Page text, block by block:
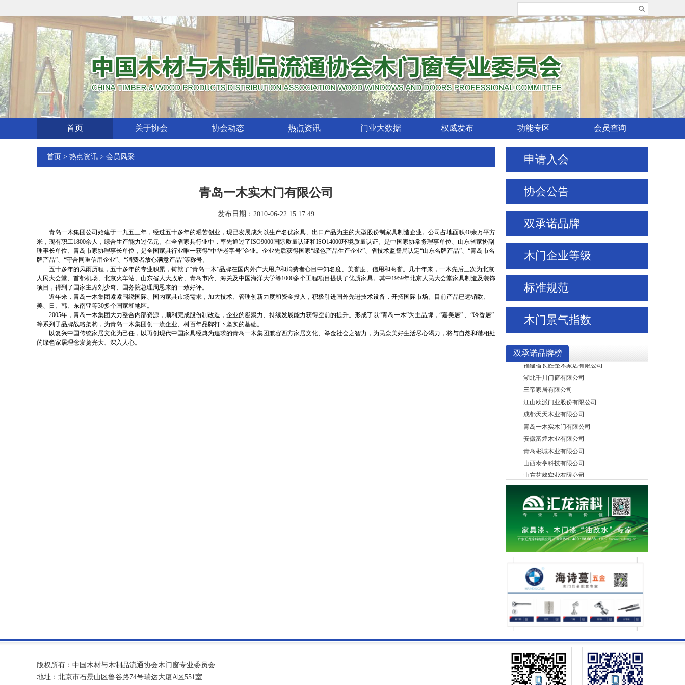
首页 关于协会 协会动态 热点资讯 门业大数据 权威发布 功能专区 会员查询
首页 > 热点资讯 > 会员风采
青岛一木实木门有限公司
发布日期：2010-06-22 15:17:49
青岛一木集团公司始建于一九五三年，经过五十多年的艰苦创业，现已发展成为以生产名优家具、出口产品为主的大型股份制家具制造企业。公司占地面积40余万平方
米，现有职工1800余人，综合生产能力过亿元。在全省家具行业中，率先通过了ISO9000国际质量认证和ISO14000环境质量认证。是中国家协常务理事单位、山东省家协副
理事长单位、青岛市家协理事长单位，是全国家具行业唯一获得“中华老字号”企业。企业先后获得国家“绿色产品生产企业”、省技术监督局认定“山东名牌产品”、“青岛市名
牌产品”、“守合同重信用企业”、“消费者放心满意产品”等称号。
五十多年的风雨历程，五十多年的专业积累，铸就了“青岛一木”品牌在国内外广大用户和消费者心目中知名度、美誉度、信用和商誉。几十年来，一木先后三次为北京
人民大会堂、首都机场、北京火车站、山东省人大政府、青岛市府、海关及中国海洋大学等1000多个工程项目提供了优质家具。其中1959年北京人民大会堂家具制造及装饰
项目，得到了国家主席刘少奇、国务院总理周恩来的一致好评。
近年来，青岛一木集团紧紧围绕国际、国内家具市场需求，加大技术、管理创新力度和资金投入，积极引进国外先进技术设备，开拓国际市场。目前产品已远销欧、
美、日、韩、东南亚等30多个国家和地区。
2005年，青岛一木集团大力整合内部资源，顺利完成股份制改造，企业的凝聚力、持续发展能力获得空前的提升。形成了以“青岛一木”为主品牌，“嘉美居” 、“吟香居”
等系列子品牌战略架构，为青岛一木集团创一流企业、树百年品牌打下坚实的基础。
以复兴中国传统家居文化为己任，以再创现代中国家具经典为追求的青岛一木集团兼容西方家居文化、举金社会之智力，为民众美好生活尽心竭力，将与自然和谐相处
的绿色家居理念发扬光大、深入人心。
申请入会
协会公告
双承诺品牌
木门企业等级
标准规范
木门景气指数
双承诺品牌榜
广东润成创展木业有限公司
梦天家居集团股份有限公司
山东万家园木业有限公司
浙江金迪门业有限公司
重庆美心家美木业有限公司
山西孟氏实业有限公司
黑龙江三和木业(集团)有限公司
北京霍尔茨门业股份有限公司
福建省长胜整木家居有限公司
湖北千川门窗有限公司
三帝家居有限公司
江山欧派门业股份有限公司
成都天天木业有限公司
青岛一木实木门有限公司
安徽富煌木业有限公司
青岛彬城木业有限公司
山西泰亨科技有限公司
山东艺格实业有限公司
山东洪涛艺创科技股份有限公司
湖北永和安门业有限公司
秦皇岛和玺木业有限公司
宁波材源帝木业有限公司
湖北柯尚木业有限公司
肇庆市现代筑美家居有限公司
北京伯艺创展木业有限公司
苏州市固友木业有限公司
四川峨眉山龙马木业有限公司
北京龙鼎基业工贸有限公司
廊坊华日家具股份有限公司
德华兔宝宝装饰新材股份有限公司
山东德泰木业有限公司
浙江关亨木业有限公司
浙江开洋木业有限公司
版权所有：中国木材与木制品流通协会木门窗专业委员会
地址：北京市石景山区鲁谷路74号瑞达大厦A区551室